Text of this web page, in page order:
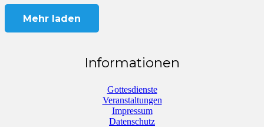
Mehr laden
Informationen
Gottesdienste
Veranstaltungen
Impressum
Datenschutz